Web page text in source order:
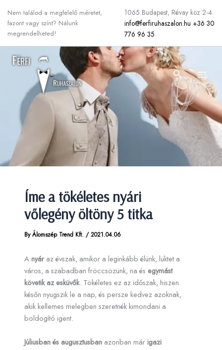
Nem találod a megfelelő méretet,
fazont vagy színt? Nálunk
megrendelheted!
1065 Budapest, Révay köz 2-4.
info@ferfiruhaszalon.hu +36 30
776 96 35
Search
Íme a tökéletes nyári
vőlegény öltöny 5 titka
ByÁlomszép Trend Kft. /2021.04.06
A nyáraz évszak, amikor a leginkább élünk, lüktet a
város, a szabadban fröccsözünk, na és egymást
követik az esküvők. Tökéletes ez az időszak, hiszen
későn nyugszik le a nap, és persze kedvez azoknak,
akik kellemes melegben szeretnék kimondani a
boldogító igent.
Júliusban és augusztusbanazonban márigazi